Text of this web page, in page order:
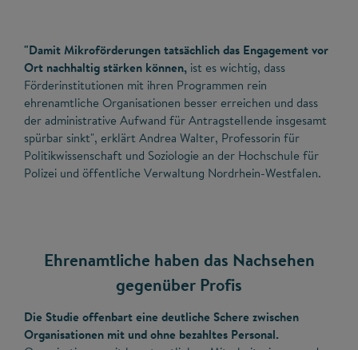
"Damit Mikroförderungen tatsächlich das Engagement vor
Ort nachhaltig stärken können, ist es wichtig, dass
Förderinstitutionen mit ihren Programmen rein
ehrenamtliche Organisationen besser erreichen und dass
der administrative Aufwand für Antragstellende insgesamt
spürbar sinkt", erklärt Andrea Walter, Professorin für
Politikwissenschaft und Soziologie an der Hochschule für
Polizei und öffentliche Verwaltung Nordrhein-Westfalen.
Ehrenamtliche haben das Nachsehen
gegenüber Profis
Die Studie offenbart eine deutliche Schere zwischen
Organisationen mit und ohne bezahltes Personal.